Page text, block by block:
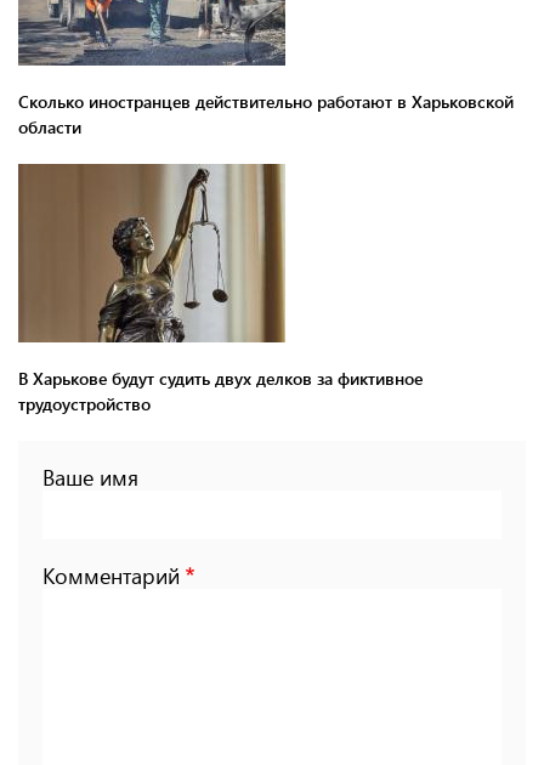
Сколько иностранцев действительно работают в Харьковской
области
В Харькове будут судить двух делков за фиктивное
трудоустройство
Ваше имя
Комментарий